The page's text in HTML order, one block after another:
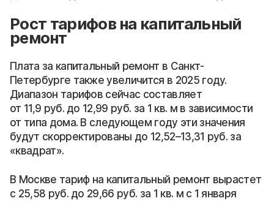
Рост тарифов на капитальный
ремонт
Плата за капитальный ремонт в Санкт-
Петербурге также увеличится в 2025 году.
Диапазон тарифов сейчас составляет
от 11,9 руб. до 12,99 руб. за 1 кв. м в зависимости
от типа дома. В следующем году эти значения
будут скорректированы до 12,52–13,31 руб. за
«квадрат».
В Москве тариф на капитальный ремонт вырастет
с 25,58 руб. до 29,66 руб. за 1 кв. м с 1 января